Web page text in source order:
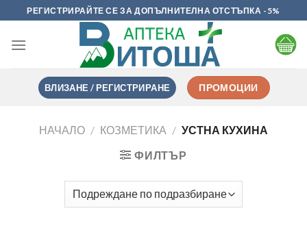
to
content
РЕГИСТРИРАЙТЕ СЕ ЗА ДОПЪЛНИТЕЛНА ОТСТЪПКА -5%
ВЛИЗАНЕ / РЕГИСТРИРАНЕ ПРОМОЦИИ
НАЧАЛО / КОЗМЕТИКА / УСТНА КУХИНА
ФИЛТЪР